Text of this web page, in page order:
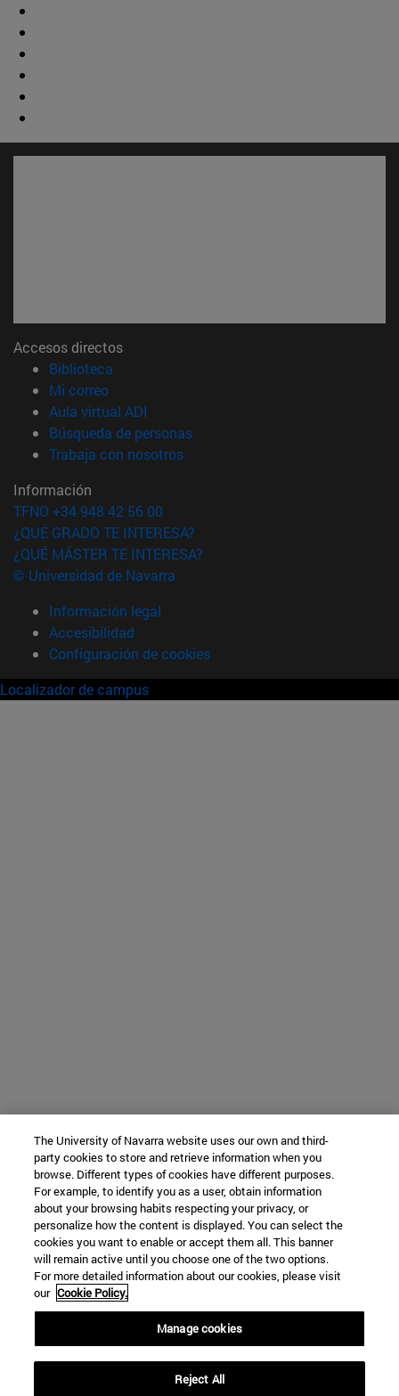
Accesos directos
Biblioteca
Mi correo(abre en nueva ventana)
Aula virtual ADI
Búsqueda de personas(abre en nueva ventana)
Trabaja con nosotros(abre en nueva ventana)
Información
TFNO +34 948 42 56 00
¿QUÉ GRADO TE INTERESA?
¿QUÉ MÁSTER TE INTERESA?
© Universidad de Navarra
Información legal
Accesibilidad
Configuración de cookies
Localizador de campus
The University of Navarra website uses our own and third-
party cookies to store and retrieve information when you
browse. Different types of cookies have different purposes.
For example, to identify you as a user, obtain information
about your browsing habits respecting your privacy, or
personalize how the content is displayed. You can select the
cookies you want to enable or accept them all. This banner
will remain active until you choose one of the two options.
For more detailed information about our cookies, please visit
our Cookie Policy.
Manage cookies
Reject All